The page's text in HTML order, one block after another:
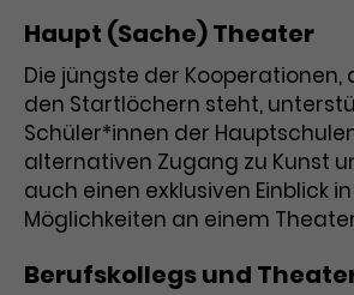
Zweck
nutzen, und hilft bei
eines Analyseberichts
Performance der
erhobenen Daten
anonymisierter Form
der Besuche, die
stammen, und die
Seiten.
Zweck
Dieses Cookie
Informationen zu
dient der Zuordnung
Conversions zu
Kampagnen.
Haupt (Sache) Theater
Die jüngste der Kooperationen,
den Startlöchern steht,
Schüler*innen der
alternativen Zugang zu Kunst
auch einen exklusiven Einblick
Möglichkeiten an einem
Berufskollegs und